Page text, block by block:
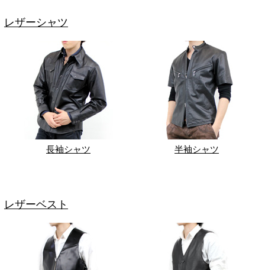
レザーシャツ
長袖シャツ 半袖シャツ
レザーベスト